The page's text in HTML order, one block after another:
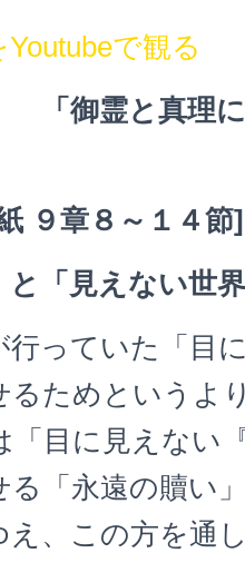
で観る
「御霊と真
９章８～１４節]
「見えない世界
ていた「目に
るためというよ
目に見えない
「永遠の贖い
え、この方を通